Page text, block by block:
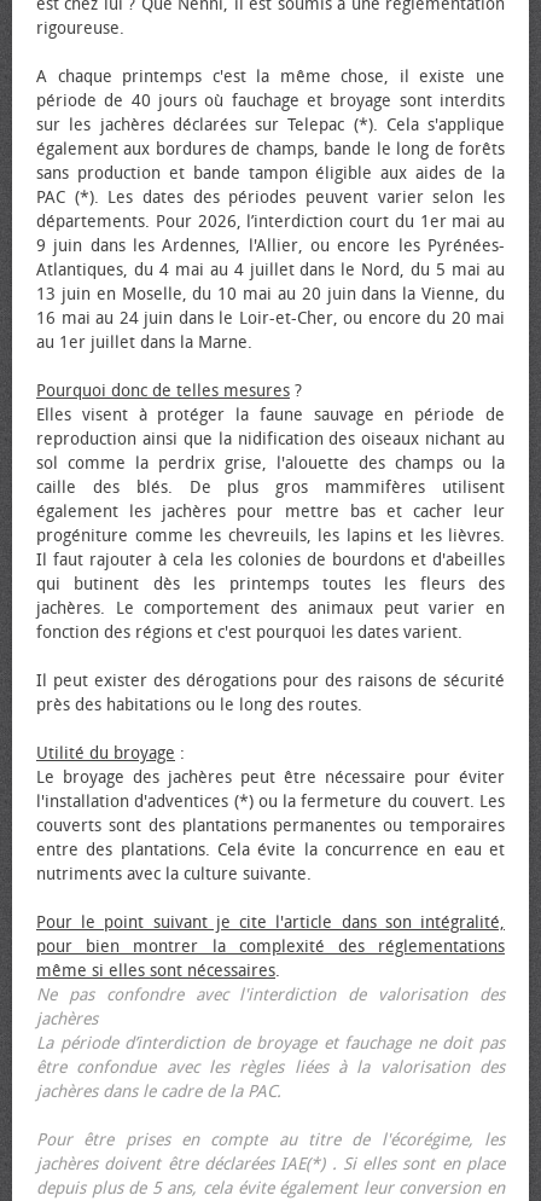
est chez lui ? Que Nenni, il est soumis à une réglementation
rigoureuse.
A chaque printemps c'est la même chose, il existe une
période de 40 jours où fauchage et broyage sont interdits
sur les jachères déclarées sur Telepac (*). Cela s'applique
également aux bordures de champs, bande le long de forêts
sans production et bande tampon éligible aux aides de la
PAC (*). Les dates des périodes peuvent varier selon les
départements. Pour 2026, l’interdiction court du 1er mai au
9 juin dans les Ardennes, l'Allier, ou encore les Pyrénées-
Atlantiques, du 4 mai au 4 juillet dans le Nord, du 5 mai au
13 juin en Moselle, du 10 mai au 20 juin dans la Vienne, du
16 mai au 24 juin dans le Loir-et-Cher, ou encore du 20 mai
au 1er juillet dans la Marne.
Pourquoi donc de telles mesures ?
Elles visent à protéger la faune sauvage en période de
reproduction ainsi que la nidification des oiseaux nichant au
sol comme la perdrix grise, l'alouette des champs ou la
caille des blés. De plus gros mammifères utilisent
également les jachères pour mettre bas et cacher leur
progéniture comme les chevreuils, les lapins et les lièvres.
Il faut rajouter à cela les colonies de bourdons et d'abeilles
qui butinent dès les printemps toutes les fleurs des
jachères. Le comportement des animaux peut varier en
fonction des régions et c'est pourquoi les dates varient.
Il peut exister des dérogations pour des raisons de sécurité
près des habitations ou le long des routes.
Utilité du broyage :
Le broyage des jachères peut être nécessaire pour éviter
l'installation d'adventices (*) ou la fermeture du couvert. Les
couverts sont des plantations permanentes ou temporaires
entre des plantations. Cela évite la concurrence en eau et
nutriments avec la culture suivante.
Pour le point suivant je cite l'article dans son intégralité,
pour bien montrer la complexité des réglementations
même si elles sont nécessaires.
Ne pas confondre avec l'interdiction de valorisation des
jachères
La période d’interdiction de broyage et fauchage ne doit pas
être confondue avec les règles liées à la valorisation des
jachères dans le cadre de la PAC.
Pour être prises en compte au titre de l'écorégime, les
jachères doivent être déclarées IAE(*) . Si elles sont en place
depuis plus de 5 ans, cela évite également leur conversion en